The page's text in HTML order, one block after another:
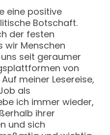
eine positive
Botschaft.
der festen
wir Menschen
seit geraumer
von
meiner Lesereise,
als
ich immer wieder,
ihrer
und sich